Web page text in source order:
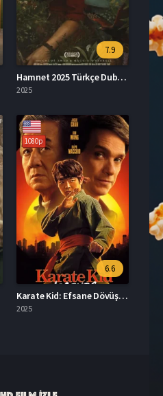
7.9
Hamnet 2025 Türkçe Dublaj İzle
2025
1080p
6.6
Karate Kid: Efsane Dövüşçüler İzle
2025